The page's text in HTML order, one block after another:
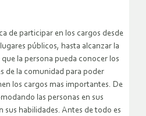
de participar en los cargos desde
públicos, hasta alcanzar la
la persona pueda conocer los
de la comunidad para poder
los cargos mas importantes. De
las personas en sus
sus habilidades. Antes de todo es